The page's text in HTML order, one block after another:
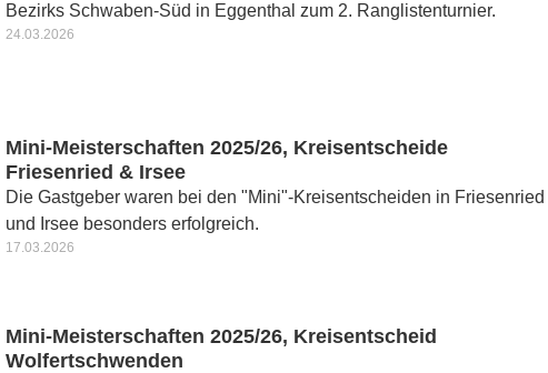
Bezirks Schwaben-Süd in Eggenthal zum 2. Ranglistenturnier.
24.03.2026
Mini-Meisterschaften 2025/26, Kreisentscheide
Friesenried & Irsee
Die Gastgeber waren bei den "Mini"-Kreisentscheiden in Friesenried
und Irsee besonders erfolgreich.
17.03.2026
Mini-Meisterschaften 2025/26, Kreisentscheid
Wolfertschwenden